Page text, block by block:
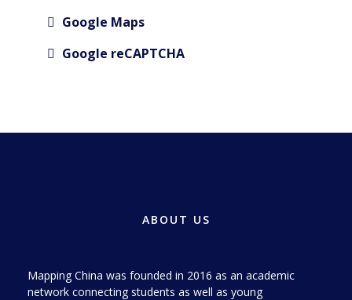
Google Maps
Google reCAPTCHA
ABOUT US
Mapping China was founded in 2016 as an academic
network connecting students as well as young